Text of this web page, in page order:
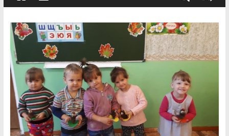
мероприятии «Сохраним
первоцветы!»
В вольере Воронинского
заповедника родились крапчатые
суслики